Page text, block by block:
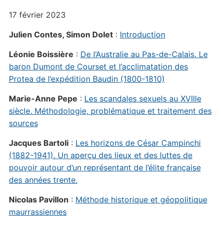
17 février 2023
Julien Contes, Simon Dolet: Introduction
Léonie Boissière : De l’Australie au Pas-de-Calais. Le
baron Dumont de Courset et l’acclimatation des
Protea de l’expédition Baudin (1800-1810)
Marie-Anne Pepe : Les scandales sexuels au XVIIIe
siècle. Méthodologie, problématique et traitement des
sources
Jacques Bartoli: Les horizons de César Campinchi
(1882-1941). Un aperçu des lieux et des luttes de
pouvoir autour d’un représentant de l’élite française
des années trente.
Nicolas Pavillon : Méthode historique et géopolitique
maurrassiennes